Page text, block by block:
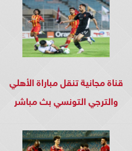
قناة مجانية تنقل مباراة الأهلي
والترجي التونسي بث مباشر